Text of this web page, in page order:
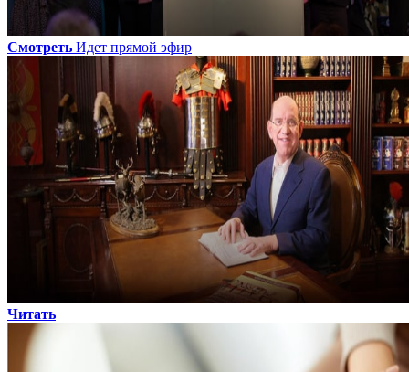
Смотреть Идет прямой эфир
Читать